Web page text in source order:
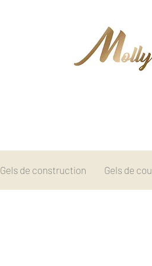
Gels de construction Gels de